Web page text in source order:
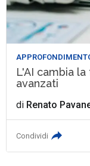
L'AI cambia
avanzati
di Renato
Condividi